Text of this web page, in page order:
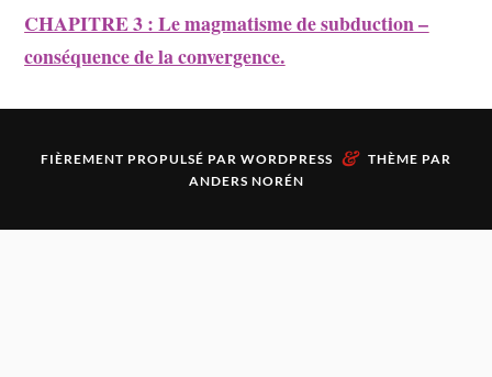
CHAPITRE 3 : Le magmatisme de subduction –
conséquence de la convergence.
FIÈREMENT PROPULSÉ PAR WORDPRESS & THÈME PAR
ANDERS NORÉN